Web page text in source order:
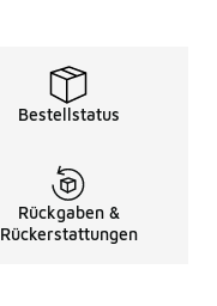
Bestellstatus
Rückgaben &
Rückerstattungen